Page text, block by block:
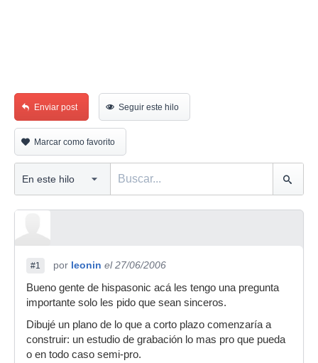
Enviar post Seguir este hilo
Marcar como favorito
#1 por leonin el 27/06/2006
Bueno gente de hispasonic acá les tengo una pregunta
importante solo les pido que sean sinceros.
Dibujé un plano de lo que a corto plazo comenzaría a
construir: un estudio de grabación lo mas pro que pueda
o en todo caso semi-pro.